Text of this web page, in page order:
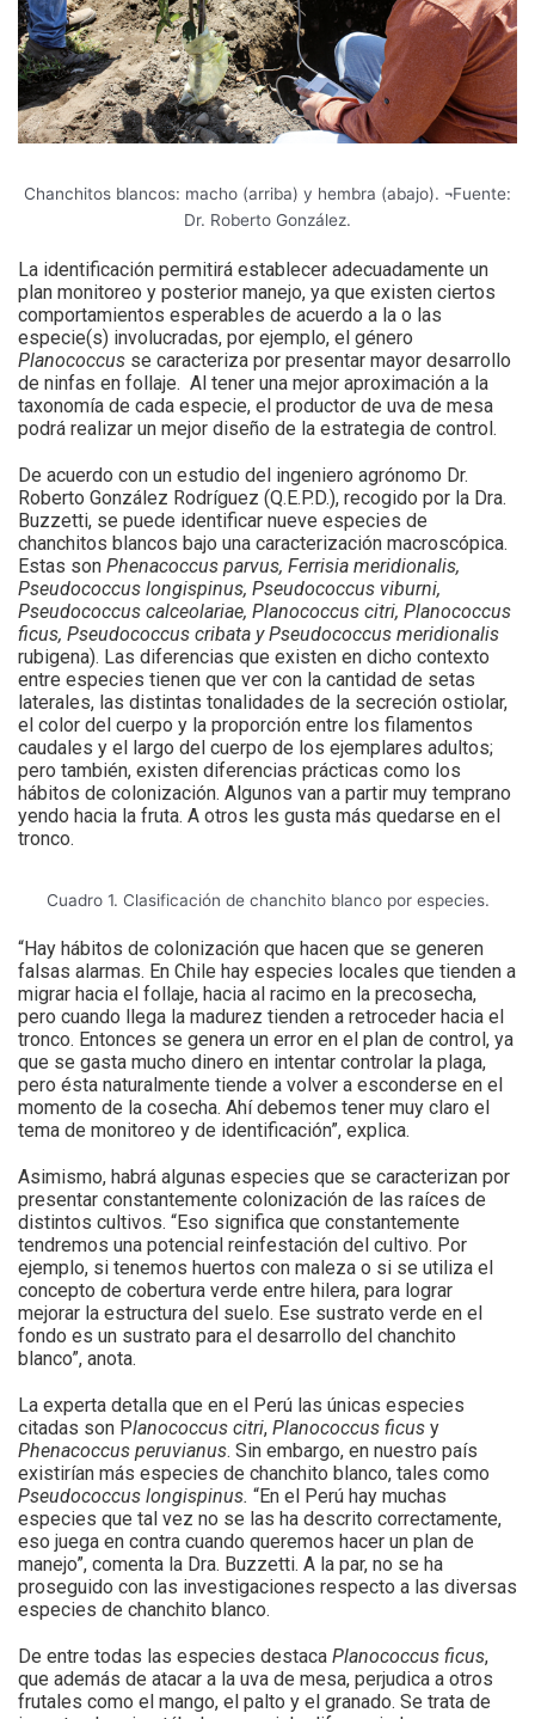
Chanchitos blancos: macho (arriba) y hembra (abajo). ¬Fuente:
Dr. Roberto González.
La identificación permitirá establecer adecuadamente un
plan monitoreo y posterior manejo, ya que existen ciertos
comportamientos esperables de acuerdo a la o las
especie(s) involucradas, por ejemplo, el género
Planococcus se caracteriza por presentar mayor desarrollo
de ninfas en follaje. Al tener una mejor aproximación a la
taxonomía de cada especie, el productor de uva de mesa
podrá realizar un mejor diseño de la estrategia de control.
De acuerdo con un estudio del ingeniero agrónomo Dr.
Roberto González Rodríguez (Q.E.P.D.), recogido por la Dra.
Buzzetti, se puede identificar nueve especies de
chanchitos blancos bajo una caracterización macroscópica.
Estas son Phenacoccus parvus, Ferrisia meridionalis,
Pseudococcus longispinus, Pseudococcus viburni,
Pseudococcus calceolariae, Planococcus citri, Planococcus
ficus, Pseudococcus cribata y Pseudococcus meridionalis
rubigena). Las diferencias que existen en dicho contexto
entre especies tienen que ver con la cantidad de setas
laterales, las distintas tonalidades de la secreción ostiolar,
el color del cuerpo y la proporción entre los filamentos
caudales y el largo del cuerpo de los ejemplares adultos;
pero también, existen diferencias prácticas como los
hábitos de colonización. Algunos van a partir muy temprano
yendo hacia la fruta. A otros les gusta más quedarse en el
tronco.
Cuadro 1. Clasificación de chanchito blanco por especies.
“Hay hábitos de colonización que hacen que se generen
falsas alarmas. En Chile hay especies locales que tienden a
migrar hacia el follaje, hacia al racimo en la precosecha,
pero cuando llega la madurez tienden a retroceder hacia el
tronco. Entonces se genera un error en el plan de control, ya
que se gasta mucho dinero en intentar controlar la plaga,
pero ésta naturalmente tiende a volver a esconderse en el
momento de la cosecha. Ahí debemos tener muy claro el
tema de monitoreo y de identificación”, explica.
Asimismo, habrá algunas especies que se caracterizan por
presentar constantemente colonización de las raíces de
distintos cultivos. “Eso significa que constantemente
tendremos una potencial reinfestación del cultivo. Por
ejemplo, si tenemos huertos con maleza o si se utiliza el
concepto de cobertura verde entre hilera, para lograr
mejorar la estructura del suelo. Ese sustrato verde en el
fondo es un sustrato para el desarrollo del chanchito
blanco”, anota.
La experta detalla que en el Perú las únicas especies
citadas son Planococcus citri, Planococcus ficus y
Phenacoccus peruvianus. Sin embargo, en nuestro país
existirían más especies de chanchito blanco, tales como
Pseudococcus longispinus. “En el Perú hay muchas
especies que tal vez no se las ha descrito correctamente,
eso juega en contra cuando queremos hacer un plan de
manejo”, comenta la Dra. Buzzetti. A la par, no se ha
proseguido con las investigaciones respecto a las diversas
especies de chanchito blanco.
De entre todas las especies destaca Planococcus ficus,
que además de atacar a la uva de mesa, perjudica a otros
frutales como el mango, el palto y el granado. Se trata de